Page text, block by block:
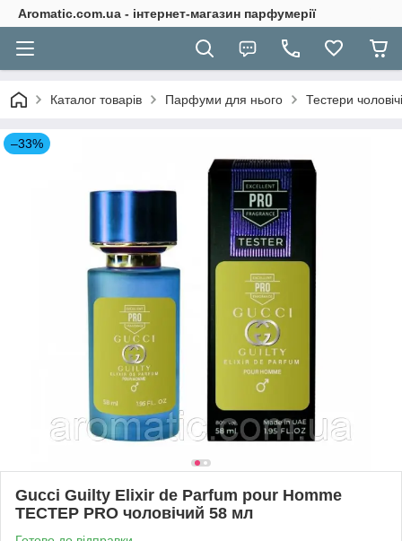
Aromatic.com.ua - інтернет-магазин парфумерії
Каталог товарів Парфуми для нього Тестери
–33%
Gucci Guilty Elixir de Parfum pour Homme
ТЕСТЕР PRO чоловічий 58 мл